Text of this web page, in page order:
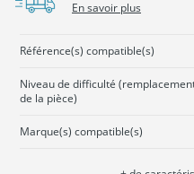
En savoir plus
Référence(s) compatible(s)
Niveau de difficulté
de la pièce)
Marque(s) compatible(s)